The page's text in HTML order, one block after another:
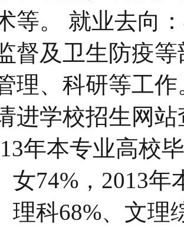
等。 就业去向
督及卫生防疫
理、科研等工
进学校招生网
年本专业高校
女74%，2013
理科68%、文理